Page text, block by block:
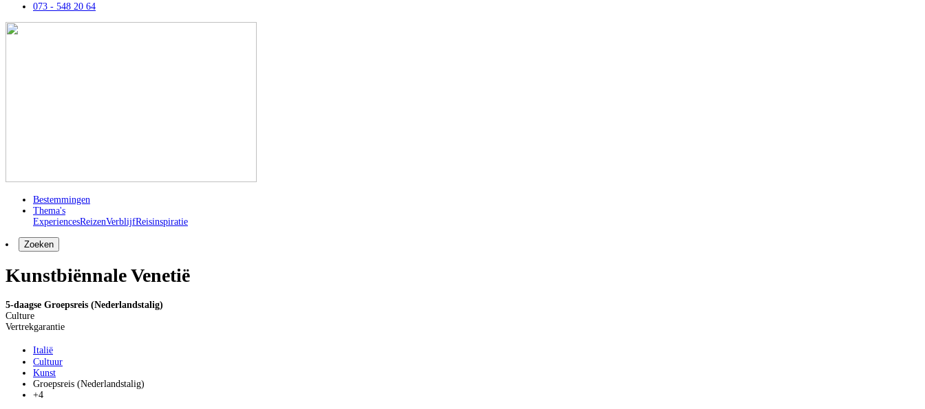
073 - 548 20 64
Bestemmingen
Thema's
ExperiencesReizenVerblijfReisinspiratie
Zoeken
Kunstbiënnale Venetië
5-daagse Groepsreis (Nederlandstalig)
Culture
Vertrekgarantie
Italië
Cultuur
Kunst
Groepsreis (Nederlandstalig)
+4